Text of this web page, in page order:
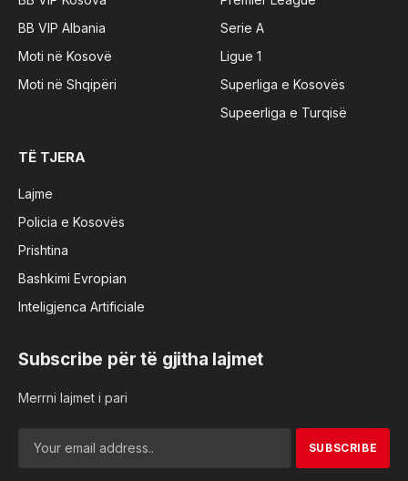
BB VIP Albania
Moti në Kosovë
Moti në Shqipëri
Serie A
Ligue 1
Superliga e Kosovës
Supeerliga e Turqisë
TË TJERA
Lajme
Policia e Kosovës
Prishtina
Bashkimi Evropian
Inteligjenca Artificiale
Subscribe për të gjitha lajmet
Merrni lajmet i pari